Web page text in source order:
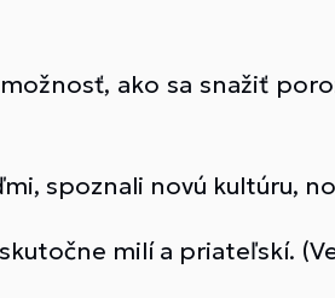
ako sa snažiť
spoznali novú kultúru,
milí a priateľskí.